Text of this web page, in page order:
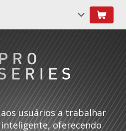
aos usuários a trabalhar
oferecendo